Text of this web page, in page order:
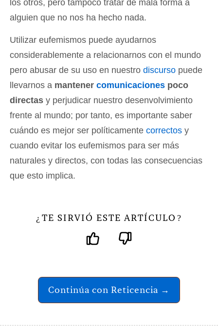
los otros, pero tampoco tratar de mala forma a
alguien que no nos ha hecho nada.
Utilizar eufemismos puede ayudarnos
considerablemente a relacionarnos con el mundo
pero abusar de su uso en nuestro discurso puede
llevarnos a mantener comunicaciones poco
directas y perjudicar nuestro desenvolvimiento
frente al mundo; por tanto, es importante saber
cuándo es mejor ser políticamente correctos y
cuando evitar los eufemismos para ser más
naturales y directos, con todas las consecuencias
que esto implica.
¿ TE SIRVIÓ ESTE ARTÍCULO ?
Continúa con Reticencia →